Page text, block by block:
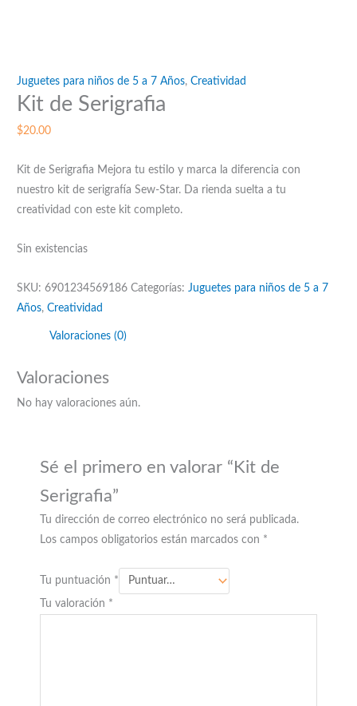
Juguetes para niños de 5 a 7 Años,Creatividad
Kit de Serigrafia
$20.00
Kit de Serigrafia Mejora tu estilo y marca la diferencia con
nuestro kit de serigrafía Sew-Star. Da rienda suelta a tu
creatividad con este kit completo.
Sin existencias
SKU:6901234569186 Categorías:Juguetes para niños de 5 a 7
Años,Creatividad
Valoraciones (0)
Valoraciones
No hay valoraciones aún.
Sé el primero en valorar “Kit de
Serigrafia”
Tu dirección de correo electrónico no será publicada.
Los campos obligatorios están marcados con *
Tu puntuación *
Tu valoración *